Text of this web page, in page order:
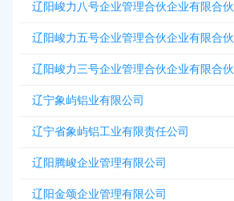
辽阳峻力八号企业管理合伙企业有限合伙
辽阳峻力五号企业管理合伙企业有限合伙
辽阳峻力三号企业管理合伙企业有限合伙
辽宁象屿铝业有限公司
辽宁省象屿铝工业有限责任公司
辽阳腾峻企业管理有限公司
辽阳金颂企业管理有限公司